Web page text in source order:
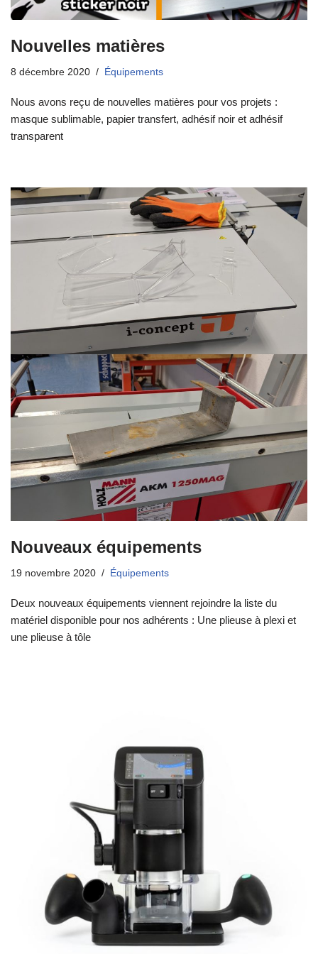
Nouvelles matières
8 décembre 2020 Équipements
Nous avons reçu de nouvelles matières pour vos projets :
masque sublimable, papier transfert, adhésif noir et adhésif
transparent
Nouveaux équipements
19 novembre 2020 Équipements
Deux nouveaux équipements viennent rejoindre la liste du
matériel disponible pour nos adhérents : Une plieuse à plexi et
une plieuse à tôle